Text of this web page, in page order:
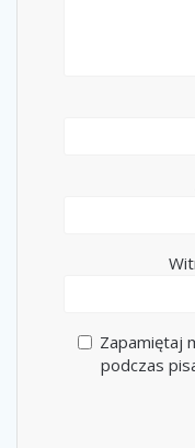
Zapamiętaj
podczas